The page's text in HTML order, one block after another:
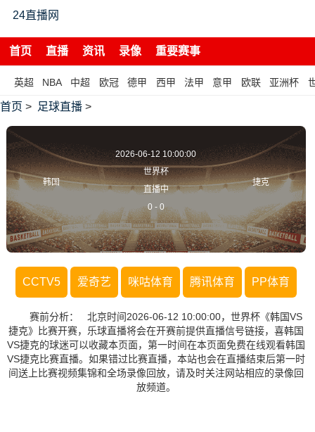
24直播网
首页 直播 资讯 录像 重要赛事
英超 NBA 中超 欧冠 德甲 西甲 法甲 意甲 欧联 亚洲杯
首页 > 足球直播 >
韩国
2026-06-12 10:00:00
世界杯
直播中
0 - 0
捷克
CCTV5 爱奇艺 咪咕体育 腾讯体育 PP体育
赛前分析： 北京时间2026-06-12 10:00:00，世界杯《韩国VS
捷克》比赛开赛，乐球直播将会在开赛前提供直播信号链接，喜韩国
VS捷克的球迷可以收藏本页面，第一时间在本页面免费在线观看韩国
VS捷克比赛直播。如果错过比赛直播，本站也会在直播结束后第一时
间送上比赛视频集锦和全场录像回放，请及时关注网站相应的录像回
放频道。